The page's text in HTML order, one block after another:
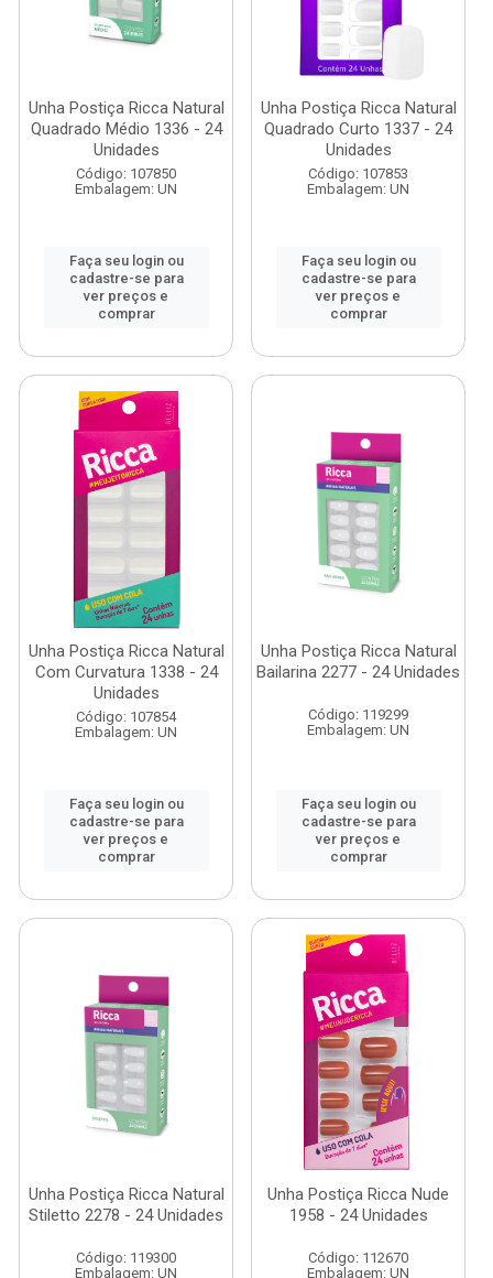
Unha Postiça Ricca Natural
Quadrado Médio 1336 - 24
Unidades
Código: 107850
Embalagem: UN
Faça seu login ou
cadastre-se para
ver preços e
comprar
Unha Postiça Ricca Natural
Quadrado Curto 1337 - 24
Unidades
Código: 107853
Embalagem: UN
Faça seu login ou
cadastre-se para
ver preços e
comprar
Unha Postiça Ricca Natural
Com Curvatura 1338 - 24
Unidades
Código: 107854
Embalagem: UN
Faça seu login ou
cadastre-se para
ver preços e
comprar
Unha Postiça Ricca Natural
Bailarina 2277 - 24 Unidades
Código: 119299
Embalagem: UN
Faça seu login ou
cadastre-se para
ver preços e
comprar
Unha Postiça Ricca Natural
Stiletto 2278 - 24 Unidades
Código: 119300
Embalagem: UN
Unha Postiça Ricca Nude
1958 - 24 Unidades
Código: 112670
Embalagem: UN